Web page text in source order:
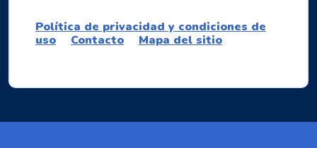
Política de privacidad y condiciones de
uso
Contacto Mapa del sitio